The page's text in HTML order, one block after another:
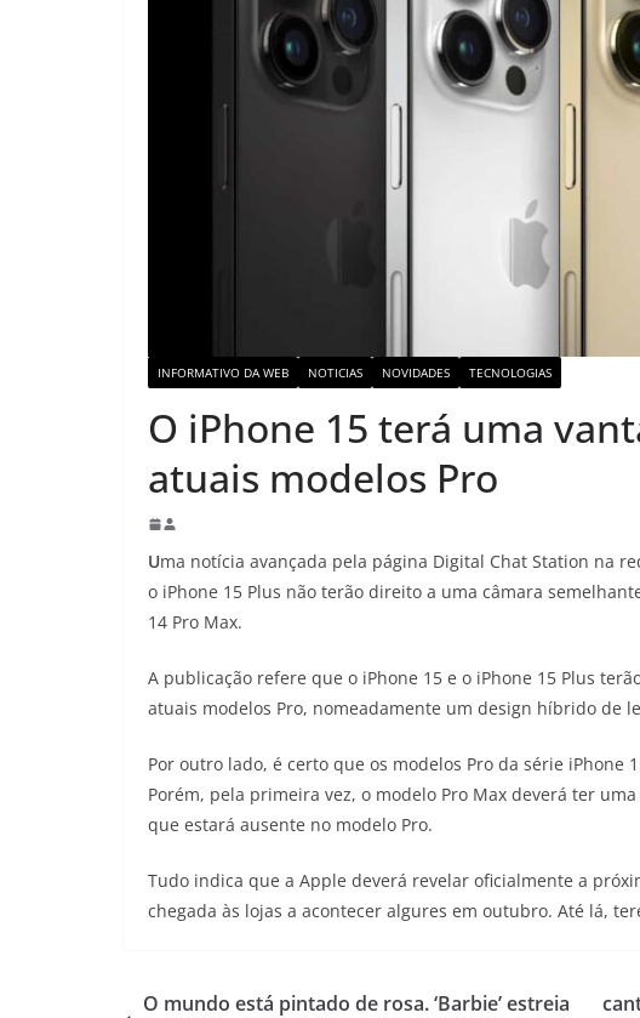
INFORMATIVO DA WEB NOTICIAS NOVIDADES TECNOLOGIAS
O iPhone 15 terá uma
atuais modelos Pro
Uma notícia avançada pela página Digital Chat Station na
o iPhone 15 Plus não terão direito a uma câmara
14 Pro Max.
A publicação refere que o iPhone 15 e o iPhone 15 Plus
atuais modelos Pro, nomeadamente um design híbrido de
Por outro lado, é certo que os modelos Pro da série
Porém, pela primeira vez, o modelo Pro Max deverá ter
que estará ausente no modelo Pro.
Tudo indica que a Apple deverá revelar oficialmente a
chegada às lojas a acontecer algures em outubro. Até lá,
O mundo está pintado de rosa. ‘Barbie’ estreia